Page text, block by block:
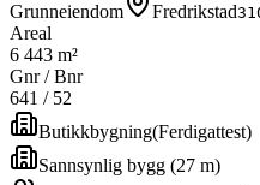
Grunneiendom
Fredrikstad
Areal
6 443 m²
Gnr / Bnr
641 / 52
Butikkbygning(Ferdigattest)
Sannsynlig bygg (27 m)